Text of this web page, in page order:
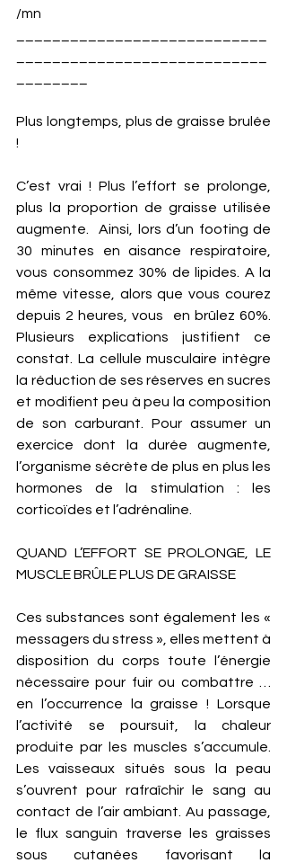
/mn
Plus longtemps, plus de graisse brulée
!
C’est vrai ! Plus l’effort se prolonge,
plus la proportion de graisse utilisée
augmente.  Ainsi, lors d’un footing de
30 minutes en aisance respiratoire,
vous consommez 30% de lipides. A la
même vitesse, alors que vous courez
depuis 2 heures, vous  en brûlez 60%.
Plusieurs explications justifient ce
constat. La cellule musculaire intègre
la réduction de ses réserves en sucres
et modifient peu à peu la composition
de son carburant. Pour assumer un
exercice dont la durée augmente,
l’organisme sécrète de plus en plus les
hormones de la stimulation : les
corticoïdes et l’adrénaline.
QUAND L’EFFORT SE PROLONGE, LE
MUSCLE BRÛLE PLUS DE GRAISSE
Ces substances sont également les «
messagers du stress », elles mettent à
disposition du corps toute l’énergie
nécessaire pour fuir ou combattre …
en l’occurrence la graisse ! Lorsque
l’activité se poursuit, la chaleur
produite par les muscles s’accumule.
Les vaisseaux situés sous la peau
s’ouvrent pour rafraîchir le sang au
contact de l’air ambiant. Au passage,
le flux sanguin traverse les graisses
sous cutanées favorisant la